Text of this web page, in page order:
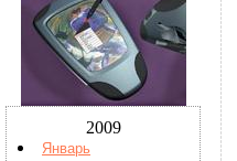
2009
Январь